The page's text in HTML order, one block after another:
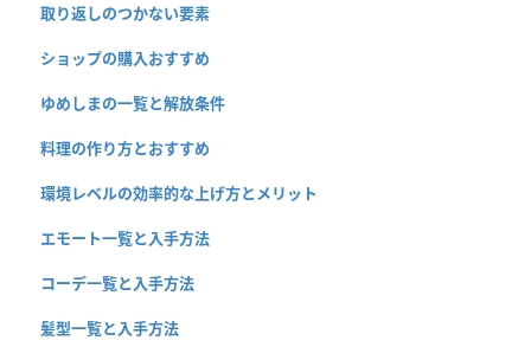
取り返しのつかない要素
ショップの購入おすすめ
ゆめしまの一覧と解放条件
料理の作り方とおすすめ
環境レベルの効率的な上げ方とメリット
エモート一覧と入手方法
コーデ一覧と入手方法
髪型一覧と入手方法